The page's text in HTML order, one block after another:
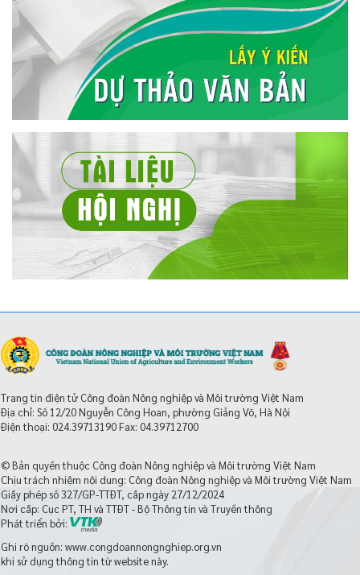
Trang tin điện tử Công đoàn Nông nghiệp và Môi trường Việt Nam
Địa chỉ: Số 12/20 Nguyễn Công Hoan, phường Giảng Võ, Hà Nội
Điện thoại: 024.39713190Fax: 04.39712700
© Bản quyền thuộc Công đoàn Nông nghiệp và Môi trường Việt Nam
Chịu trách nhiệm nội dung: Công đoàn Nông nghiệp và Môi trường Việt Nam
Giấy phép số 327/GP-TTĐT, cấp ngày 27/12/2024
Nơi cấp: Cục PT, TH và TTĐT - Bộ Thông tin và Truyền thông
Phát triển bởi:
Ghi rõ nguồn: www.congdoannongnghiep.org.vn
khi sử dụng thông tin từ website này.